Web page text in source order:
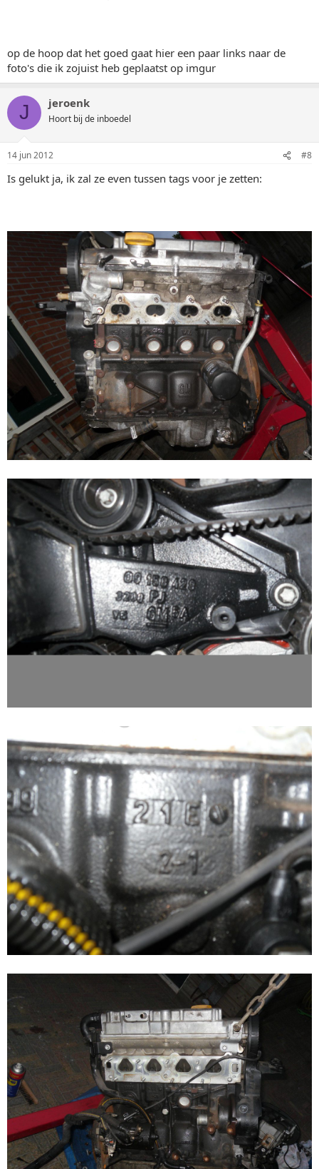
op de hoop dat het goed gaat hier een paar links naar de
foto's die ik zojuist heb geplaatst op imgur
J jeroenk
Hoort bij de inboedel
14 jun 2012 #8
Is gelukt ja, ik zal ze even tussen tags voor je zetten: